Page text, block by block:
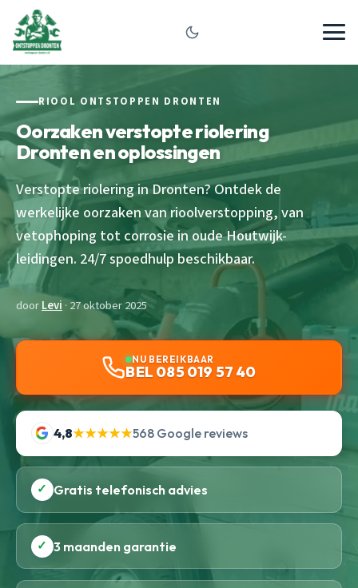
RIOOL ONTSTOPPEN DRONTEN
Oorzaken verstopte riolering
Dronten en oplossingen
Verstopte riolering in Dronten? Ontdek de
werkelijke oorzaken van rioolverstopping, van
vetophoping tot corrosie in oude Houtwijk-
leidingen. 24/7 spoedhulp beschikbaar.
doorLevi· 27 oktober 2025
NU BEREIKBAAR
BEL 085 019 57 40
4,8★★★★★568 Google reviews
✓ Gratis telefonisch advies
✓ 3 maanden garantie